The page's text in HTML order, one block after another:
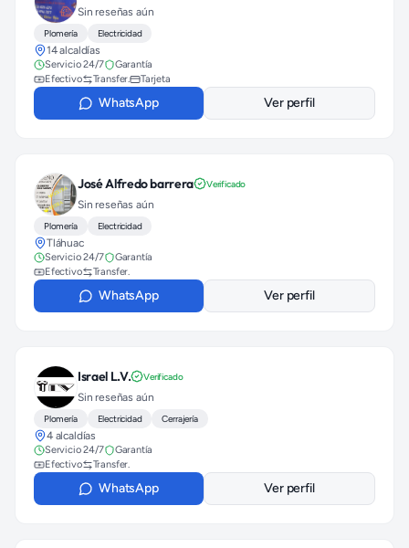
Sin reseñas aún
Plomería Electricidad
14 alcaldías
Servicio 24/7
Garantía
Efectivo
Transfer. Tarjeta
WhatsApp Ver perfil
José Alfredo barrera Verificado
Sin reseñas aún
Plomería Electricidad
Tláhuac
Servicio 24/7
Garantía
Efectivo
Transfer.
WhatsApp Ver perfil
Israel L.V. Verificado
Sin reseñas aún
Plomería Electricidad Cerrajería
4 alcaldías
Servicio 24/7
Garantía
Efectivo
Transfer.
WhatsApp Ver perfil